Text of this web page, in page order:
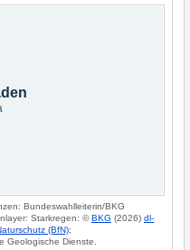
Bundeswahlleiterin/BKG
Starkregen: ©BKG (2026) dl-
(BfN);
Geologische Dienste.